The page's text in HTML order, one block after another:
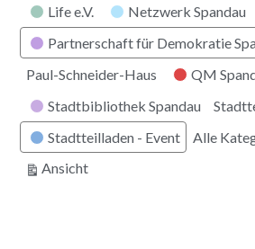
Life e.V.
Netzwerk Spandau
Partnerschaft für Demokratie
Paul-Schneider-Haus
QM
Stadtbibliothek Spandau
Stadtteilladen - Event
Alle
Ansichtausdrucken